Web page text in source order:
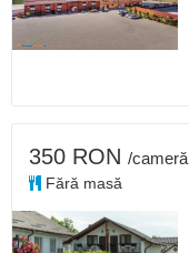
350 RON /cameră
Fără masă